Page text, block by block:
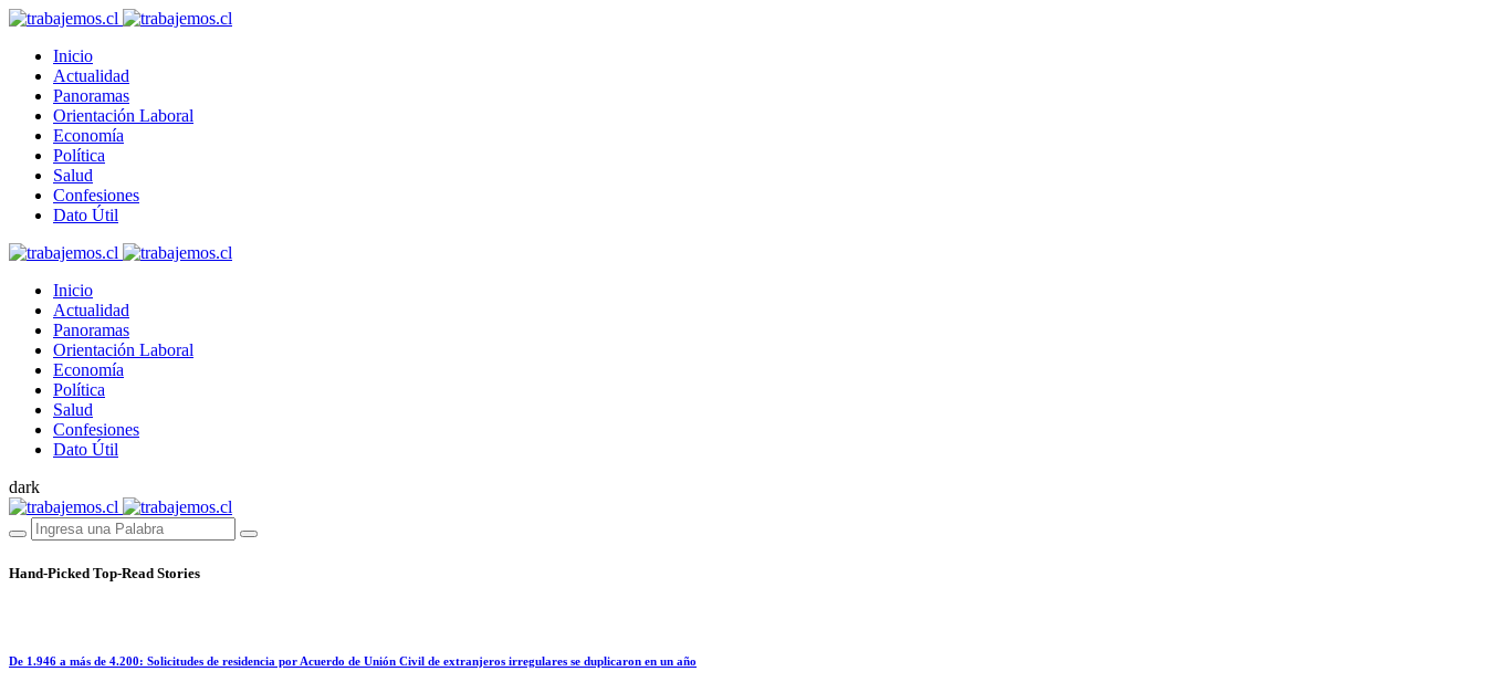
Inicio
Actualidad
Panoramas
Orientación Laboral
Economía
Política
Salud
Confesiones
Dato Útil
Inicio
Actualidad
Panoramas
Orientación Laboral
Economía
Política
Salud
Confesiones
Dato Útil
dark
Hand-Picked Top-Read Stories
De 1.946 a más de 4.200: Solicitudes de residencia por Acuerdo de Unión Civil de extranjeros irregulares se duplicaron en un año